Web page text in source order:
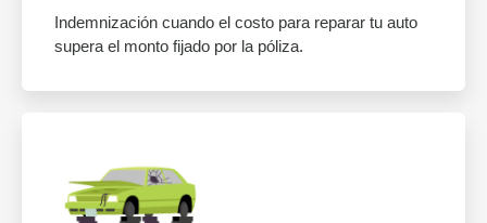
Indemnización cuando el costo para reparar tu auto
supera el monto fijado por la póliza.